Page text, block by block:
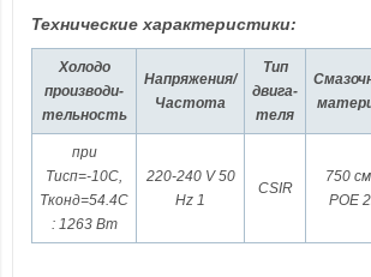
Технические характеристики:
Холодо
производи-
тельность
Напряжения/
Частота
Тип
двига-
теля
при
Тисп=-10С,
Tконд=54.4С
: 1263 Вт
220-240 V 50
Hz 1
CSIR
750
POE